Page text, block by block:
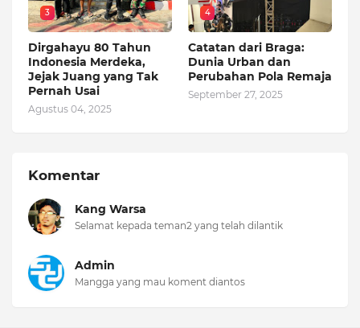
3
Dirgahayu 80 Tahun
Indonesia Merdeka,
Jejak Juang yang Tak
Pernah Usai
Agustus 04, 2025
4
Catatan dari Braga:
Dunia Urban dan
Perubahan Pola Remaja
September 27, 2025
Komentar
Kang Warsa
Selamat kepada teman2 yang telah dilantik
Admin
Mangga yang mau koment diantos